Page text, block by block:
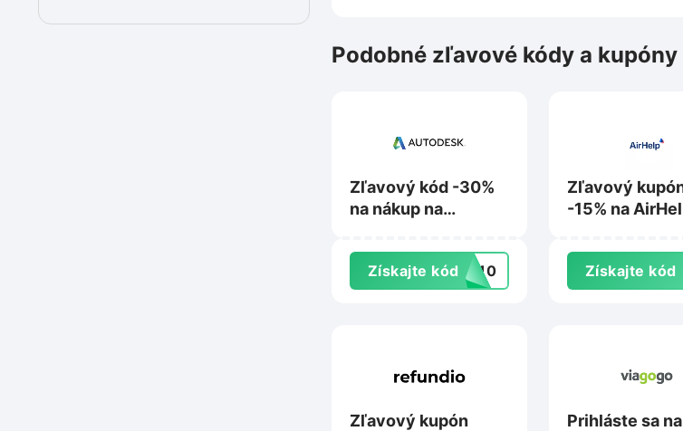
Podobné zľavové kódy a kupóny
Zľavový kód -30%
na nákup na
Získajte kódVE10
Zľavový
-15% na
Získajte kód
Zľavový kupón
Prihláste sa na